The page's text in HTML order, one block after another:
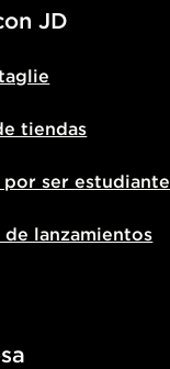
JD
tiendas
por ser estudiante
de lanzamientos